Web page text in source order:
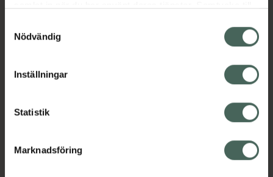
återkalla ditt samtycke via webbplatsens
cookieinställningar. Ett återkallat samtycke påverkar inte
lagligheten av behandling som skett innan återkallelsen.
Nödvändig
Inställningar
Statistik
Marknadsföring
Omdömen Visa
Innehåll Visa
Instruktioner Visa